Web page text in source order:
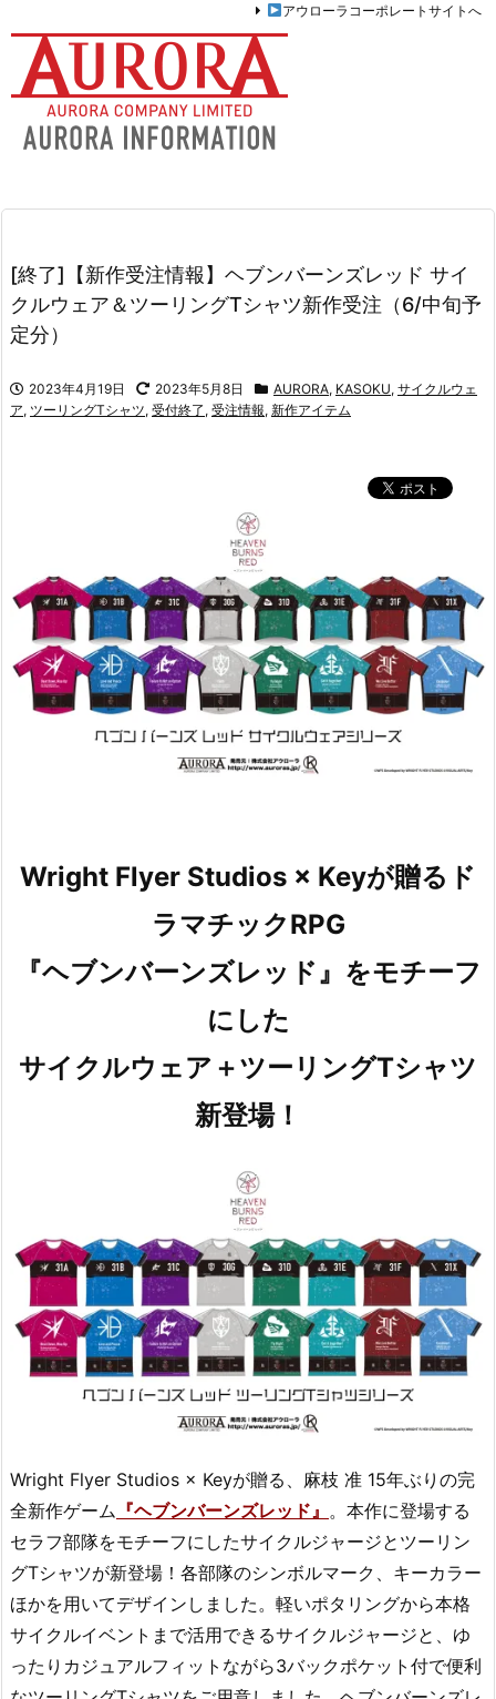
アウローラコーポレートサイトへ
[終了]【新作受注情報】ヘブンバーンズレッド サイ
クルウェア＆ツーリングTシャツ新作受注（6/中旬予
定分）
2023年4月19日 2023年5月8日 AURORA, KASOKU, サイクルウェ
ア, ツーリングTシャツ, 受付終了 , 受注情報, 新作アイテム
Wright Flyer Studios × Keyが贈るド
ラマチックRPG
『ヘブンバーンズレッド』をモチーフ
にした
サイクルウェア＋ツーリングTシャツ
新登場！
Wright Flyer Studios × Keyが贈る、麻枝 准 15年ぶりの完
全新作ゲーム 『ヘブンバーンズレッド』 。本作に登場する
セラフ部隊をモチーフにしたサイクルジャージとツーリン
グTシャツが新登場！各部隊のシンボルマーク、キーカラー
ほかを用いてデザインしました。軽いポタリングから本格
サイクルイベントまで活用できるサイクルジャージと、ゆ
ったりカジュアルフィットながら3バックポケット付で便利